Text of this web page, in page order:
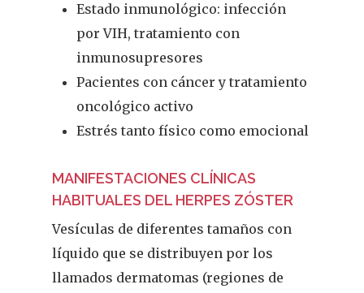
Estado inmunológico: infección
por VIH, tratamiento con
inmunosupresores
Pacientes con cáncer y tratamiento
oncológico activo
Estrés tanto físico como emocional
MANIFESTACIONES CLÍNICAS
HABITUALES DEL HERPES ZÓSTER
Vesículas de diferentes tamaños con
líquido que se distribuyen por los
llamados dermatomas (regiones de